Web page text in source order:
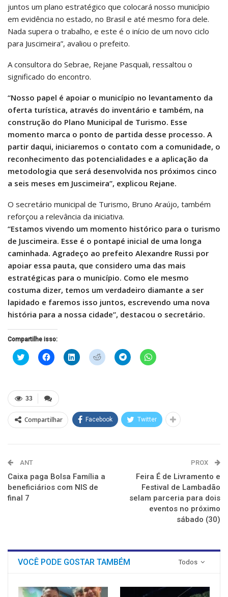
juntos um plano estratégico que colocará nosso município
em evidência no estado, no Brasil e até mesmo fora dele.
Nada supera o trabalho, e este é o início de um novo ciclo
para Juscimeira”, avaliou o prefeito.
A consultora do Sebrae, Rejane Pasquali, ressaltou o
significado do encontro.
“Nosso papel é apoiar o município no levantamento da
oferta turística, através do inventário e também, na
construção do Plano Municipal de Turismo. Esse
momento marca o ponto de partida desse processo. A
partir daqui, iniciaremos o contato com a comunidade, o
reconhecimento das potencialidades e a aplicação da
metodologia que será desenvolvida nos próximos cinco
a seis meses em Juscimeira”, explicou Rejane.
O secretário municipal de Turismo, Bruno Araújo, também
reforçou a relevância da iniciativa.
“Estamos vivendo um momento histórico para o turismo
de Juscimeira. Esse é o pontapé inicial de uma longa
caminhada. Agradeço ao prefeito Alexandre Russi por
apoiar essa pauta, que considero uma das mais
estratégicas para o município. Como ele mesmo
costuma dizer, temos um verdadeiro diamante a ser
lapidado e faremos isso juntos, escrevendo uma nova
história para a nossa cidade”, destacou o secretário.
Compartilhe isso:
Clique
para
em
nova
janela)
Clique
para
em
nova
janela)
Clique
para
Clique
para
Clique
para
Clique
para
33
Compartilhar Facebook Twitter
ANT
Caixa paga Bolsa Família a
beneficiários com NIS de
final 7
PROX
Feira É de Livramento e
Festival de Lambadão
selam parceria para dois
eventos no próximo
sábado (30)
Todos
VOCÊ PODE GOSTAR TAMBÉM